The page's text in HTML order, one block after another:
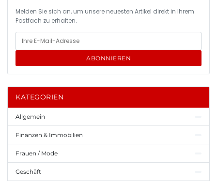
Melden Sie sich an, um unsere neuesten Artikel direkt in Ihrem
Postfach zu erhalten.
ABONNIEREN
KATEGORIEN
Allgemein
Finanzen & Immobilien
Frauen / Mode
Geschäft